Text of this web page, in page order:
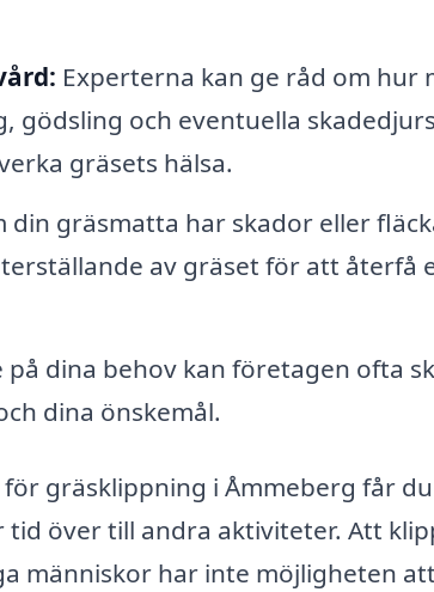
Experterna kan ge råd om hur
gödsling och eventuella
gräsets hälsa.
din gräsmatta har skador eller
av gräset för att återfå
på dina behov kan företagen ofta
dina önskemål.
gräsklippning i Åmmeberg får
över till andra aktiviteter. Att
människor har inte möjligheten